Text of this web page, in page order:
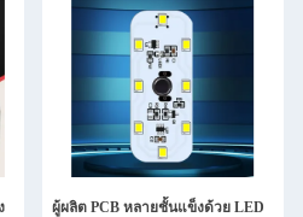
ผู้ผลิต PCB หลายชั้นแข็งด้วย LED